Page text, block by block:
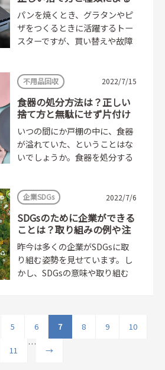
機能の違い
パンを焼くとき、グラタンやピ
ザをつくるときに活躍するトー
スターですが、買い替えや故障
不用品回収 2022/7/15
食器の処分方法は？正しい
捨て方と無駄にせず片付け
る方法
いつの間にか戸棚の中に、食器
が溢れていた、ということはな
いでしょうか。食器を処分する
重に判断しなければなりませ
ん。...
企業SDGs 2022/7/6
SDGsのために企業ができる
ことは？取り組みの例や注
意点
昨今は多くの企業がSDGsに取
り組む姿勢を見せています。し
かし、SDGsの意味や取り組む
5 6 7 8 9 10
11
…
→